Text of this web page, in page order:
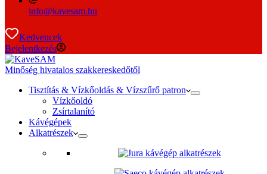
info@kavesam.hu
Kedvencek
Bejelentkezés
Minőség hivatalos szakkereskedőtől
Tisztítás & Vízkőoldás & Vízszűrő patron
Vízkőoldó
Zsírtalanító
Kávégépek
Alkatrészek